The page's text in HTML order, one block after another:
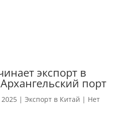
экспорт в
порт
| Экспорт в Китай | Нет